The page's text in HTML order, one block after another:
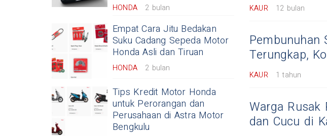
HONDA 2 bulan
Empat Cara Jitu Bedakan
Suku Cadang Sepeda Motor
Honda Asli dan Tiruan
HONDA 2 bulan
Tips Kredit Motor Honda
untuk Perorangan dan
Perusahaan di Astra Motor
Bengkulu
KAUR 12 bulan
Pembunuhan
Terungkap,
KAUR 1 tahun
Warga Rusak
dan Cucu di